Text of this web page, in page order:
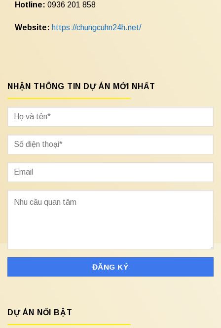
Hotline: 0936 201 858
Website: https://chungcuhn24h.net/
NHẬN THÔNG TIN DỰ ÁN MỚI NHẤT
DỰ ÁN NỔI BẬT